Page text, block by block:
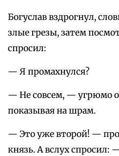
Богуслав вздрогнул,
злые грезы, затем
спросил:
— Я промахнулся?
— Не совсем, — угрюмо
показывая на шрам.
— Это уже второй! —
князь. А вслух спросил: